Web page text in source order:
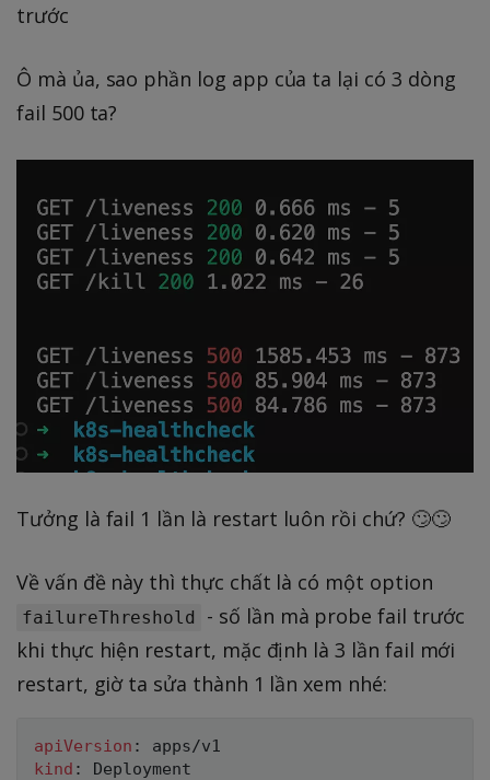
trước
Ô mà ủa, sao phần log app của ta lại có 3 dòng
fail 500 ta?
Tưởng là fail 1 lần là restart luôn rồi chứ? 🙄🙄
Về vấn đề này thì thực chất là có một option
failureThreshold
- số lần mà probe fail trước
khi thực hiện restart, mặc định là 3 lần fail mới
restart, giờ ta sửa thành 1 lần xem nhé:
apiVersion :
kind :